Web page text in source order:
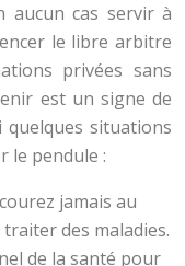
aucun cas servir à
le libre arbitre
privées sans
est un signe de
situations
le pendule :
jamais au
des maladies.
de la santé pour